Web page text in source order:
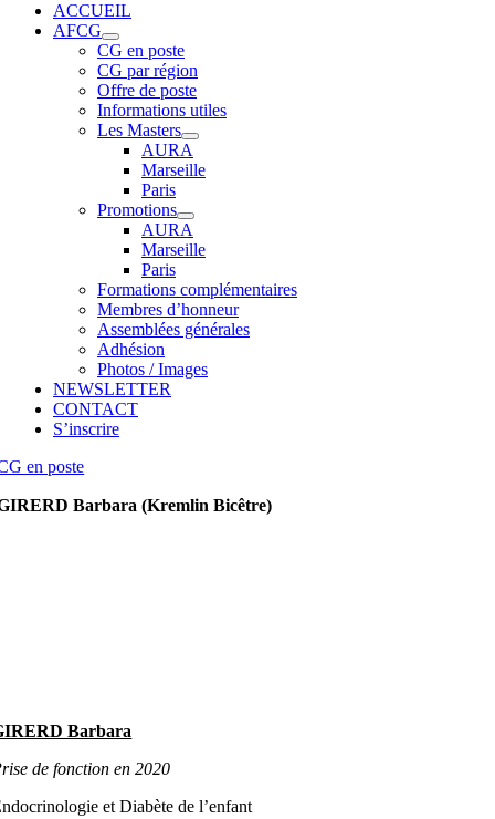
ACCUEIL
AFCG
CG en poste
CG par région
Offre de poste
Informations utiles
Les Masters
AURA
Marseille
Paris
Promotions
AURA
Marseille
Paris
Formations complémentaires
Membres d’honneur
Assemblées générales
Adhésion
Photos / Images
NEWSLETTER
CONTACT
S’inscrire
en poste
Barbara (Kremlin Bicêtre)
Barbara
de fonction en 2020
et Diabète de l’enfant